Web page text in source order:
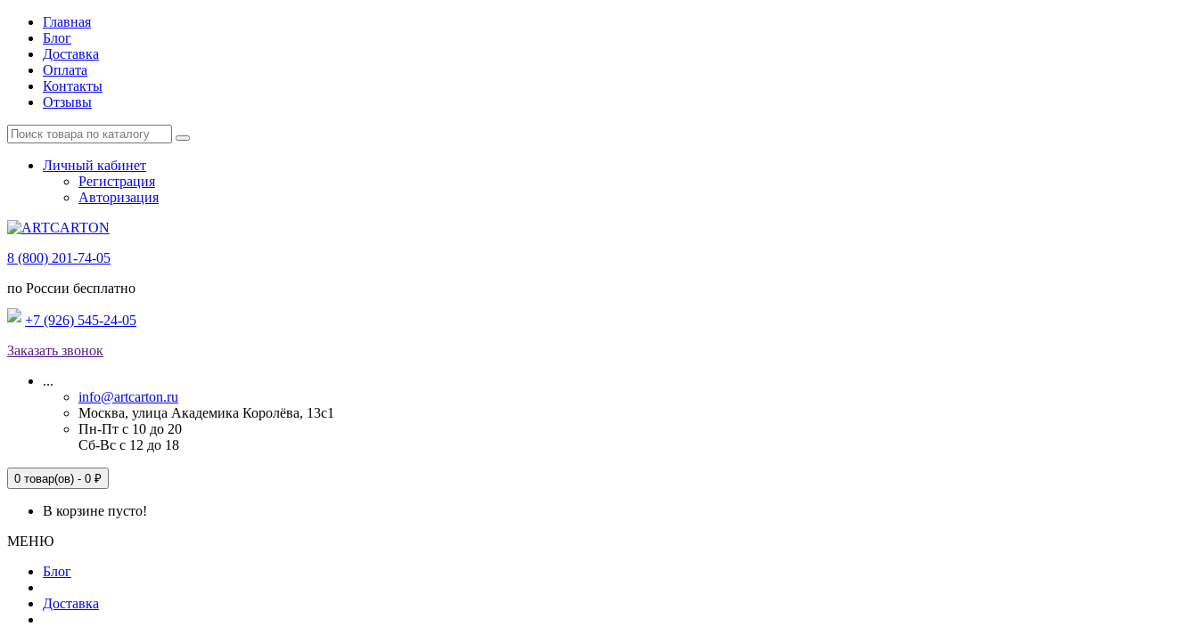
Главная
Блог
Доставка
Оплата
Контакты
Отзывы
Личный кабинет
Регистрация
Авторизация
8 (800) 201-74-05
по России бесплатно
+7 (926) 545-24-05
Заказать звонок
...
info@artcarton.ru
Москва, улица Академика Королёва, 13с1
Пн-Пт с 10 до 20
Сб-Вс с 12 до 18
0 товар(ов) - 0 ₽
В корзине пусто!
МЕНЮ
Блог
Доставка